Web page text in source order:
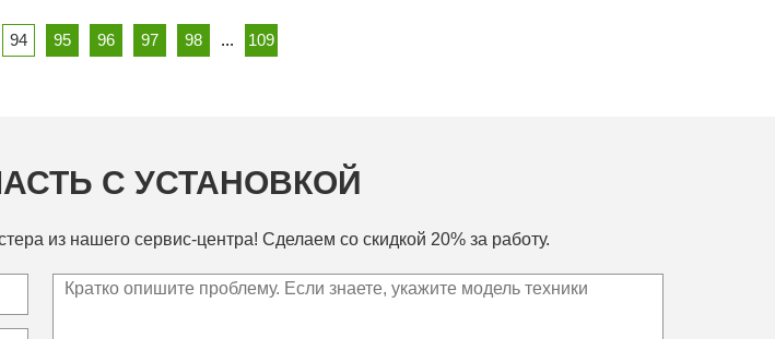
94 95 96 97 98 ... 109
С УСТАНОВКОЙ
из нашего сервис-центра! Сделаем со скидкой 20% за работу.